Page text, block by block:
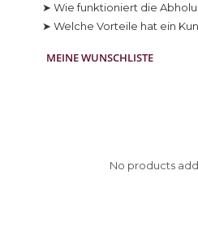
➤ Wie funktioniert die
➤ Welche Vorteile hat ein
MEINE WUNSCHLISTE
No products